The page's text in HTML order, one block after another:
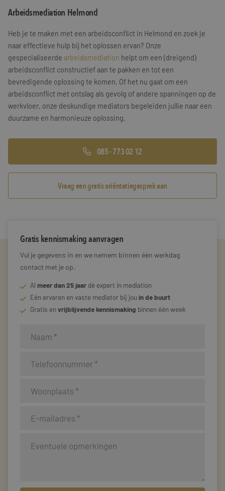
Training & Leiderschap
Referenties
Blogs
Documenten
Gratis folder
Contact
Arbeidsmediation Helmond
Heb je te maken met een arbeidsconflict in Helmond en zoek je
naar effectieve hulp bij het oplossen ervan? Onze
gespecialiseerde arbeidsmediation helpt om een (dreigend)
arbeidsconflict constructief aan te pakken en tot een
bevredigende oplossing te komen. Of het nu gaat om een
arbeidsconflict met ontslag als gevolg of andere spanningen op de
werkvloer, onze deskundige mediators begeleiden jullie naar een
duurzame en harmonieuze oplossing.
085 - 773 02 12
Vraag een gratis oriëntatiegesprek aan
Gratis kennismaking aanvragen
Vul je gegevens in en we nemem binnen één werkdag
contact met je op.
Al meer dan 25 jaar dé expert in mediation
Eén ervaren en vaste mediator bij jou in de buurt
Gratis envrijblijvende kennismaking binnen één week